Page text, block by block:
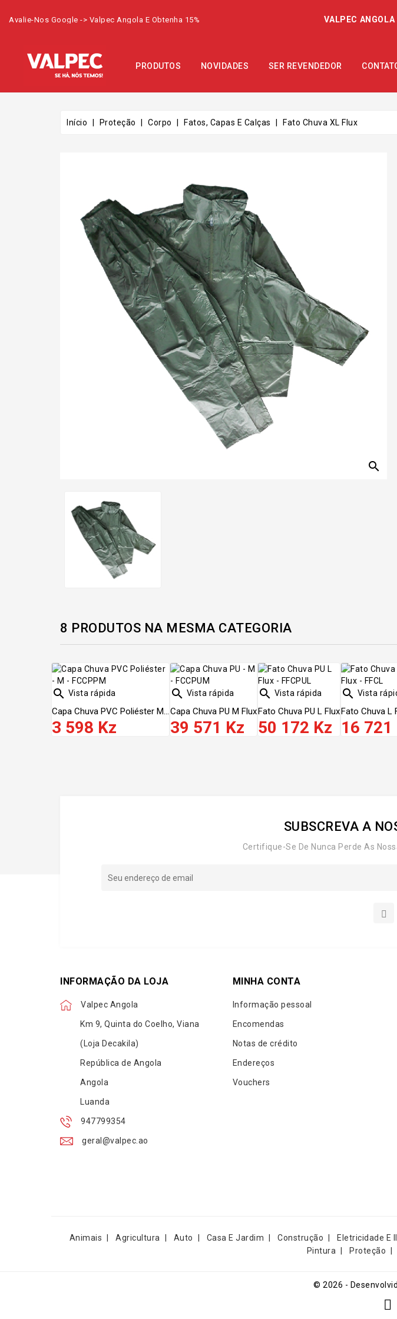
Avalie-Nos Google -> Valpec Angola E Obtenha 15% VALPEC
PRODUTOS NOVIDADES SER REVENDEDOR
Início Proteção Corpo Fatos, Capas E Calças Fato Chuva XL Flux
search
8 PRODUTOS NA MESMA CATEGORIA
 Vista rápida
Capa Chuva PVC Poliéster M...
3 598 Kz
 Vista rápida
Capa Chuva PU M Flux
39 571 Kz
 Vista rápida
Fato Chuva PU L Flux
50 172 Kz
 Vista
Fato Chuva L
16 721
SUBSCREVA A
Certifique-Se De Nunca Perde As
INFORMAÇÃO DA LOJA
Valpec Angola
Km 9, Quinta do Coelho, Viana
(Loja Decakila)
República de Angola
Angola
Luanda
947799354
geral@valpec.ao
MINHA CONTA
Informação pessoal
Encomendas
Notas de crédito
Endereços
Vouchers
Animais Agricultura Auto Casa E Jardim Construção Eletricidade E
Pintura
Proteção
© 2026 -